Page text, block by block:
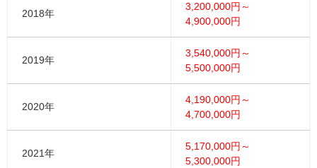
2018年
3,200,000円～
4,900,000円
2019年
3,540,000円～
5,500,000円
2020年
4,190,000円～
4,700,000円
2021年
5,170,000円～
5,300,000円